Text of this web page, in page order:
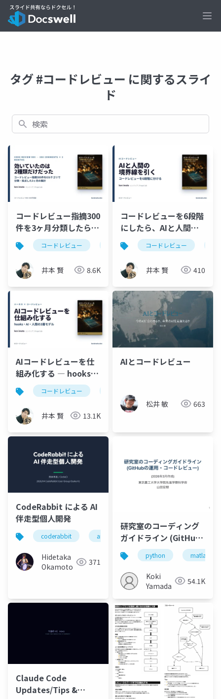
タグ #コードレビュー に関するスライ
ド
検索
コードレビュー指摘300
件を3ヶ月分類したら効
いていたのは2種類だけ
だった ─ Bug/Spec死
守・残り4種類はPRか
ら外す
コードレビュー ハーネスエンジニアリング aiコ
井本 賢 8.6K
コードレビューを6段階
にしたら、AIと人間の
分業が見えた
コードレビュー
井本 賢 410
AIコードレビューを仕
組み化する ― hooks・
AI・人間の3層モデル
コードレビュー
井本 賢 13.1K
AIとコードレビュー
松井 敏 663
CodeRabbit による AI
伴走型個人開発
coderabbit aiコーディング
Hidetaka
Okamoto
371
研究室のコーディング
ガイドライン (GitHub
の運用・コードレビュ
ー)
python matlab
Koki
Yamada
54.1K
Claude Code
Updates/Tips &